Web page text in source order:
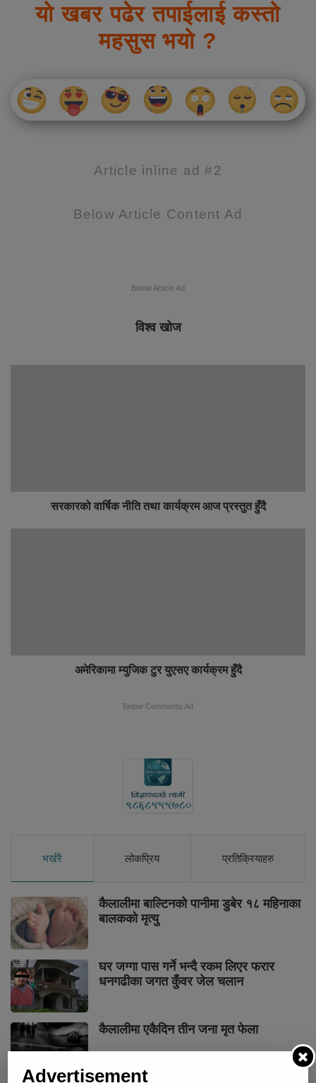
यो खबर पढेर तपाईलाई कस्तो
महसुस भयो ?
Article inline ad #2
Below Article Content Ad
Below Article Ad
विश्व खोज
सरकारको वार्षिक नीति तथा कार्यक्रम आज प्रस्तुत हुँदै
अमेरिकामा म्युजिक टुर युएसए कार्यक्रम हुँदै
Below Comments Ad
भर्खरै लोकप्रिय प्रतिक्रियाहरु
कैलालीमा बाल्टिनको पानीमा डुबेर १८ महिनाका
बालकको मृत्यु
घर जग्गा पास गर्ने भन्दै रकम लिएर फरार
धनगढीका जगत कुँवर जेल चलान
कैलालीमा एकैदिन तीन जना मृत फेला
Advertisement